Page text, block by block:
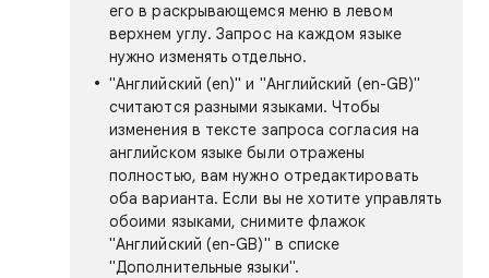
его в раскрывающемся меню в левом
верхнем углу. Запрос на каждом языке
нужно изменять отдельно.
"Английский (en)" и "Английский (en-GB)"
считаются разными языками. Чтобы
изменения в тексте запроса согласия на
английском языке были отражены
полностью, вам нужно отредактировать
оба варианта. Если вы не хотите управлять
обоими языками, снимите флажок
"Английский (en-GB)" в списке
"Дополнительные языки".